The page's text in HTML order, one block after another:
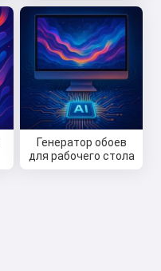
Генератор обоев
для рабочего стола